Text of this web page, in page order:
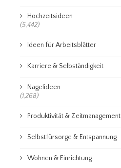
Hochzeitsideen
(5,442)
Ideen für Arbeitsblätter
Karriere & Selbständigkeit
Nagelideen
(1,268)
Produktivität & Zeitmanagement
Selbstfürsorge & Entspannung
Wohnen & Einrichtung